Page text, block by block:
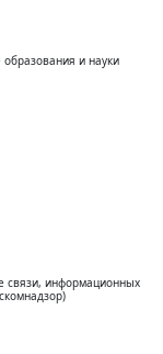
и науки
связи, информационных